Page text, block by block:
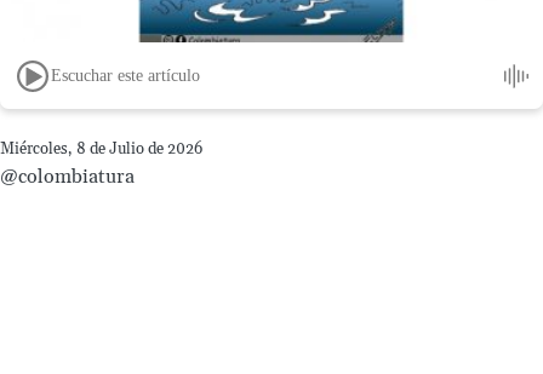
Escuchar este artículo
Miércoles, 8 de Julio de 2026
@colombiatura